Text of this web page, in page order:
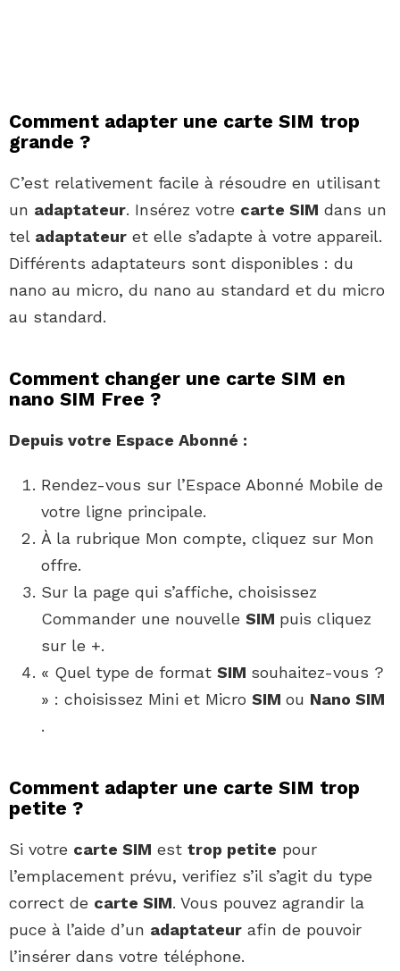
Comment adapter une carte SIM trop
grande ?
C’est relativement facile à résoudre en utilisant
un adaptateur. Insérez votre carte SIM dans un
tel adaptateur et elle s’adapte à votre appareil.
Différents adaptateurs sont disponibles : du
nano au micro, du nano au standard et du micro
au standard.
Comment changer une carte SIM en
nano SIM Free ?
Depuis votre Espace Abonné :
Rendez-vous sur l’Espace Abonné Mobile de
votre ligne principale.
À la rubrique Mon compte, cliquez sur Mon
offre.
Sur la page qui s’affiche, choisissez
Commander une nouvelle SIM puis cliquez
sur le +.
« Quel type de format SIM souhaitez-vous ?
» : choisissez Mini et Micro SIM ou Nano SIM
.
Comment adapter une carte SIM trop
petite ?
Si votre carte SIM est trop petite pour
l’emplacement prévu, verifiez s’il s’agit du type
correct de carte SIM. Vous pouvez agrandir la
puce à l’aide d’un adaptateur afin de pouvoir
l’insérer dans votre téléphone.